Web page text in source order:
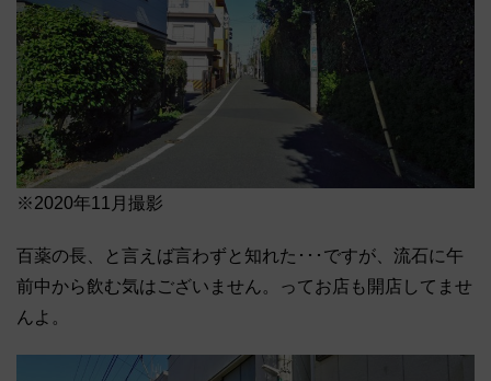
※2020年11月撮影
百薬の長、と言えば言わずと知れた･･･ですが、流石に午
前中から飲む気はございません。ってお店も開店してませ
んよ。